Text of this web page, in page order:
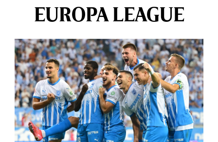
EUROPA LEAGUE